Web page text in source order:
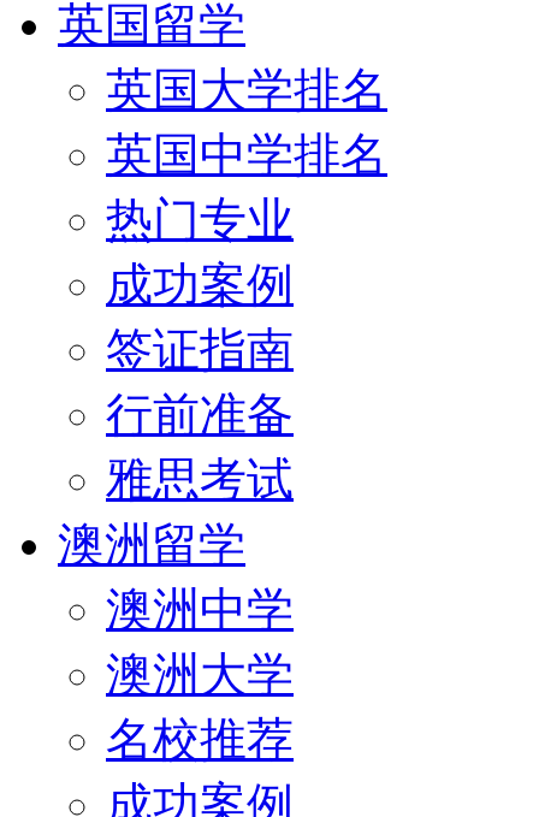
英国留学
英国大学排名
英国中学排名
热门专业
成功案例
签证指南
行前准备
雅思考试
澳洲留学
澳洲中学
澳洲大学
名校推荐
成功案例